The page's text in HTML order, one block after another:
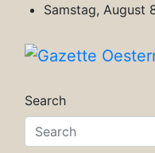
content
Samstag, August
Search